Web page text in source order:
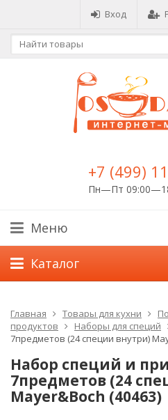
Вход
+7 (499)
Пн—Пт
Меню
Каталог
Главная Товары для кухни
продуктов
Наборы для специй
7предметов (24 специи внутри)
Набор специй и
7предметов (24
Mayer&Boch (40463)